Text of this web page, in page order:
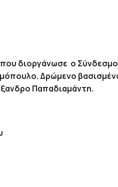
διοργάνωσε ο
Δρώμενο
Παπαδιαμάντη.